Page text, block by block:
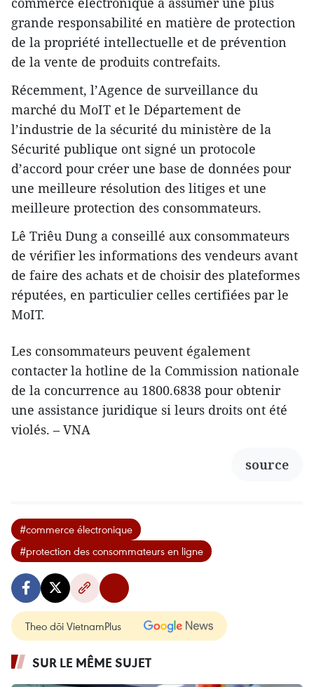
grande responsabilité en matière de protection
de la propriété intellectuelle et de prévention
de la vente de produits contrefaits.
Récemment, l’Agence de surveillance du
marché du MoIT et le Département de
l’industrie de la sécurité du ministère de la
Sécurité publique ont signé un protocole
d’accord pour créer une base de données pour
une meilleure résolution des litiges et une
meilleure protection des consommateurs.
Lê Triêu Dung a conseillé aux consommateurs
de vérifier les informations des vendeurs avant
de faire des achats et de choisir des plateformes
réputées, en particulier celles certifiées par le
MoIT.
Les consommateurs peuvent également
contacter la hotline de la Commission nationale
de la concurrence au 1800.6838 pour obtenir
une assistance juridique si leurs droits ont été
violés. – VNA
source
#commerce électronique
#protection des consommateurs en ligne
Theo dõi VietnamPlus
SUR LE MÊME SUJET